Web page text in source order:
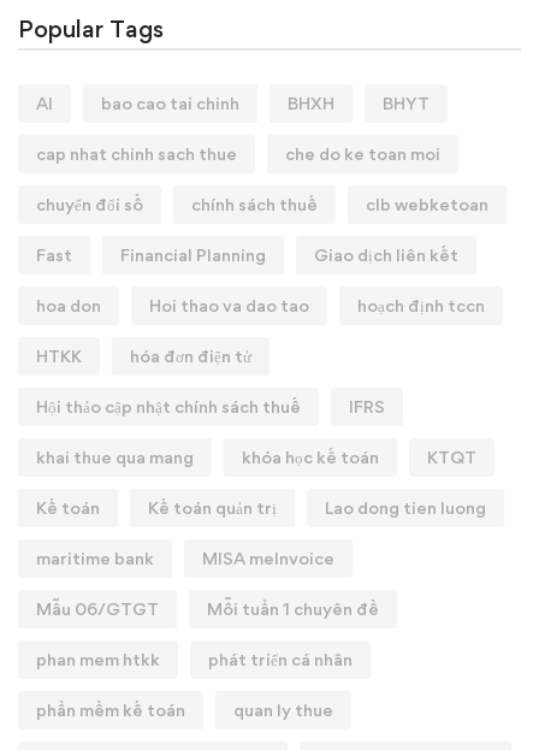
Popular Tags
AI bao cao tai chinh BHXH BHYT
cap nhat chinh sach thue che do ke toan moi
chuyển đổi số chính sách thuế clb webketoan
Fast Financial Planning Giao dịch liên kết
hoa don Hoi thao va dao tao hoạch định tccn
HTKK hóa đơn điện tử
Hội thảo cập nhật chính sách thuế IFRS
khai thue qua mang khóa học kế toán KTQT
Kế toán Kế toán quản trị Lao dong tien luong
maritime bank MISA meInvoice
Mẫu 06/GTGT Mỗi tuần 1 chuyên đề
phan mem htkk phát triển cá nhân
phần mềm kế toán quan ly thue